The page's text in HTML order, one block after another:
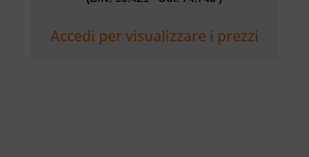
Accedi per visualizzare i prezzi